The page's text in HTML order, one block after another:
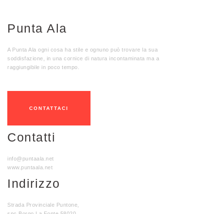
Punta Ala
A Punta Ala ogni cosa ha stile e ognuno può trovare la sua
soddisfazione, in una cornice di natura incontaminata ma a
raggiungibile in poco tempo.
CONTATTACI
Contatti
info@puntaala.net
www.puntaala.net
Indirizzo
Strada Provinciale Puntone,